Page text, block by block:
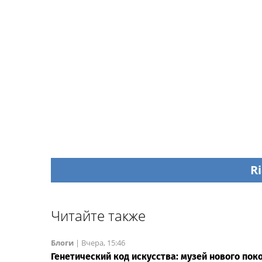
Читайте также
Блоги | Вчера, 15:46
Генетический код искусства: музей нового